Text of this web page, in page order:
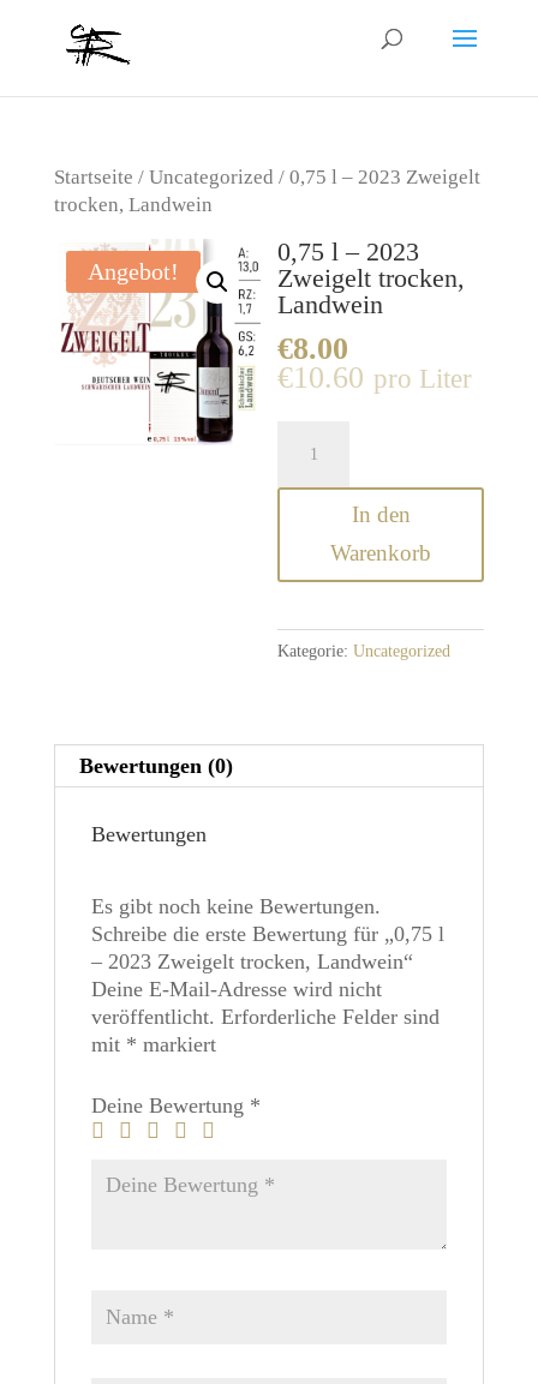
Startseite / Uncategorized / 0,75 l – 2023 Zweigelt
trocken, Landwein
Angebot!
0,75 l – 2023
Zweigelt trocken,
Landwein
€10.60
€8.00
-
Zweigelt
Menge
In den
Warenkorb
Kategorie:Uncategorized
Bewertungen (0)
Bewertungen
Es gibt noch keine Bewertungen.
Schreibe die erste Bewertung für „0,75 l
– 2023 Zweigelt trocken, Landwein“
Deine E-Mail-Adresse wird nicht
veröffentlicht. Erforderliche Felder sind
mit * markiert
Deine Bewertung *